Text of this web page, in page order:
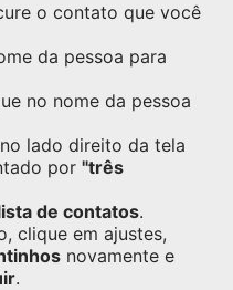
o contato que você
da pessoa para
no nome da pessoa
lado direito da tela
por "três
de contatos.
clique em ajustes,
novamente e
.